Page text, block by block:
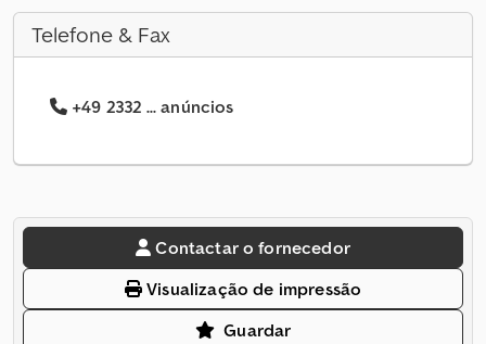
Telefone & Fax
+49 2332 ... anúncios
Contactar o fornecedor
Visualização de impressão
Guardar